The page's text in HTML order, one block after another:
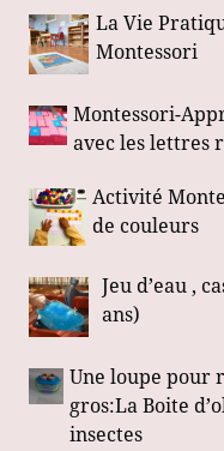
La Vie
Montessori
Montessori-
avec les lettres
Activité
de couleurs
Jeu d’eau ,
ans)
Une loupe pour
gros:La Boite
insectes